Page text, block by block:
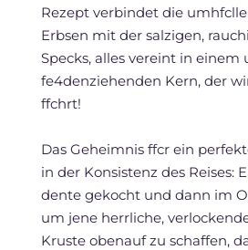
Rezept verbindet die
Erbsen mit der salzigen,
Specks, alles vereint in einem
fe4denziehenden Kern, der
ffchrt!
Das Geheimnis ffcr ein
in der Konsistenz des Reises:
dente gekocht und dann im
um jene herrliche,
Kruste obenauf zu schaffen,